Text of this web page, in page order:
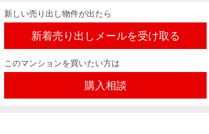
新しい売り出し物件が出たら
新着売り出しメールを受け取る
このマンションを買いたい方は
購入相談